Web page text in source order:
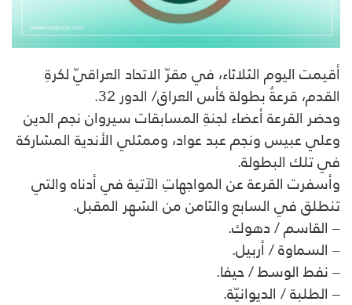
أقيمت اليوم الثلاثاء، في مقرّ الاتحاد العراقيّ لكرةِ
القدم، قرعةُ بطولة كأس العراق/ الدور 32.
وحضر القرعة أعضاء لجنةِ المسابقات سيروان نجم الدين
وعلي عبيس ونجم عبد عواد، وممثلي الأندية المشاركة
في تلك البطولة.
وأسفرت القرعة عن المواجهاتِ الآتية في أدناه والتي
تنطلق في السابع والثامن من الشهر المقبل.
– القاسم / دهوك.
– السماوة / أربيل.
– نفط الوسط / حيفا.
– الطلبة / الديوانيّة.